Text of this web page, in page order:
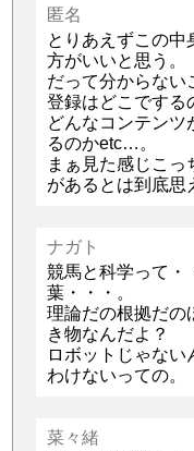
匿名
とりあえずこの中
方がいいと思う。
だって分からない
登録はどこでする
どんなコンテンツ
るのかetc…。
まぁ見た感じこっ
があるとは到底思
ナガト
競馬と科学って・
葉・・・。
理論だの根拠だの
き物なんだよ？
ロボットじゃない
わけないっての。
菜々緒